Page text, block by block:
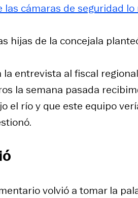
las cámaras de seguridad
hijas de la concejala
la entrevista al fiscal
la semana pasada
el río y que este equipo
volvió a tomar la